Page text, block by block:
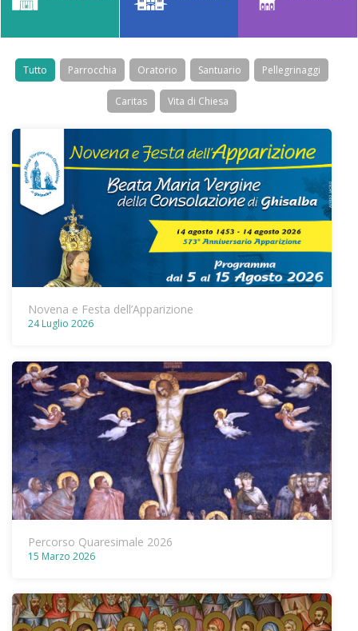
Tutto Parrocchia Oratorio Santuario Pellegrinaggi
Caritas Vita di Chiesa
Novena e Festa dell’Apparizione
24 Luglio 2026
Percorso Quaresimale 2026
15 Marzo 2026